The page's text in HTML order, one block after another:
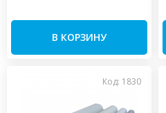
В КОРЗИНУ
Код: 1830